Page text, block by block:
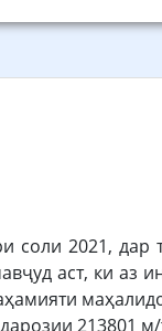
соли 2021, дар
аст, ки аз
213801